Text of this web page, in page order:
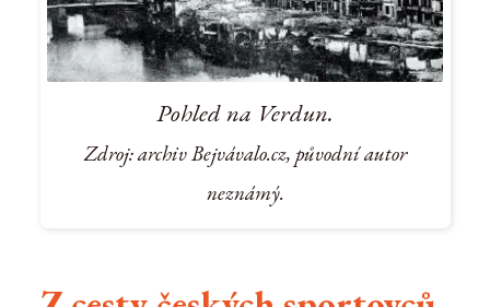
Pohled na Verdun.
Zdroj: archiv Bejvávalo.cz, původní autor
neznámý.